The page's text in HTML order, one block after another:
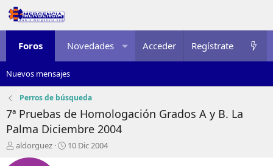
Foros Novedades Multimedia Recursos
Acceder Regístrate
Nuevos mensajes
Perros de búsqueda
7ª Pruebas de Homologación Grados A y B. La
Palma Diciembre 2004
Ialdorguez
F10 Dic 2004